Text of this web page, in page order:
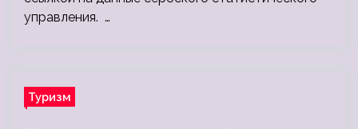
управления. …
Туризм